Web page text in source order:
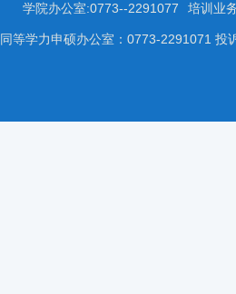
学院办公室:0773--2291077 培训业
同等学力申硕办公室：0773-2291071